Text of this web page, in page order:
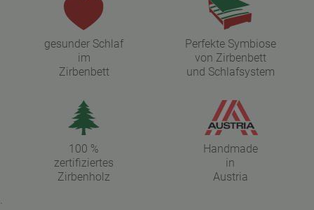
gesunder Schlaf
im
Zirbenbett
Perfekte Symbiose
von Zirbenbett
und Schlafsystem
100 %
zertifiziertes
Zirbenholz
Handmade
in
Austria
.